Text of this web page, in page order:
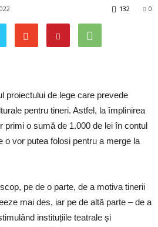
0
132
proiectului de lege care prevede
pentru tineri. Astfel, la împlinirea
primi o sumă de 1.000 de lei în contul
o vor putea folosi pentru a merge la
pe de o parte, de a motiva tinerii
mai des, iar pe de altă parte – de a
instituțiile teatrale și